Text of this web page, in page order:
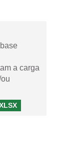
a carga